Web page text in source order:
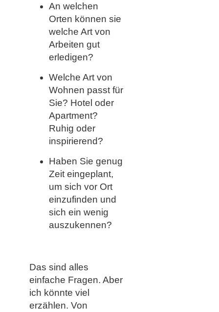
An welchen
Orten können sie
welche Art von
Arbeiten gut
erledigen?
Welche Art von
Wohnen passt für
Sie? Hotel oder
Apartment?
Ruhig oder
inspirierend?
Haben Sie genug
Zeit eingeplant,
um sich vor Ort
einzufinden und
sich ein wenig
auszukennen?
Das sind alles
einfache Fragen. Aber
ich könnte viel
erzählen. Von